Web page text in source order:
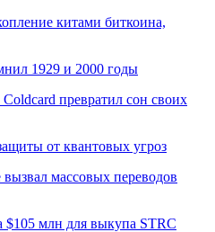
китами биткоина,
1929 и 2000 годы
превратил сон своих
от квантовых угроз
массовых переводов
$105 млн для выкупа STRC